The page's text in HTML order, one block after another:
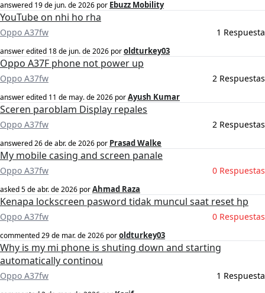
answered 19 de jun. de 2026 por Ebuzz Mobility
YouTube on nhi ho rha
Oppo A37fw 1 Respuesta
answer edited 18 de jun. de 2026 poroldturkey03
Oppo A37F phone not power up
Oppo A37fw 2 Respuestas
answer edited 11 de may. de 2026 porAyush Kumar
Sceren paroblam Display repales
Oppo A37fw 2 Respuestas
answered26 de abr. de 2026 por Prasad Walke
My mobile casing and screen panale
Oppo A37fw 0 Respuestas
asked5 de abr. de 2026 porAhmad Raza
Kenapa lockscreen pasword tidak muncul saat reset hp
Oppo A37fw 0 Respuestas
commented29 de mar. de 2026 poroldturkey03
Why is my mi phone is shuting down and starting
automatically continou
Oppo A37fw 1 Respuesta